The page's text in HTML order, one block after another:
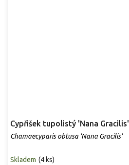
Cypřišek tupolistý 'Nana Gracilis'
Chamaecyparis obtusa 'Nana Gracilis'
Skladem (4 ks)